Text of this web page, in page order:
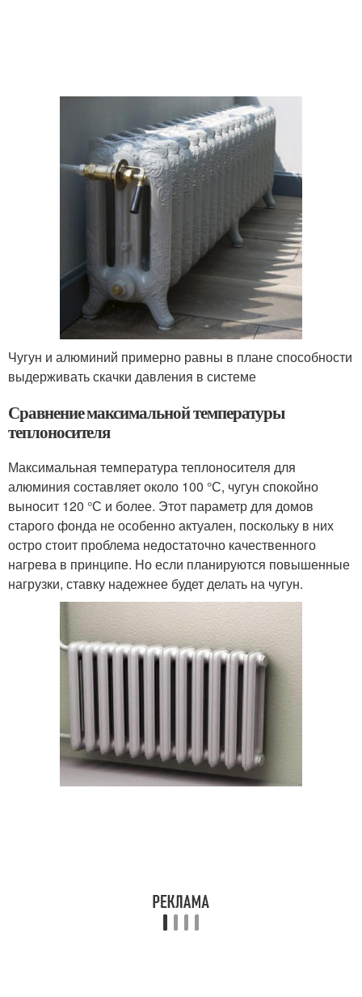
Чугун и алюминий примерно равны в плане способности
выдерживать скачки давления в системе
Сравнение максимальной температуры
теплоносителя
Максимальная температура теплоносителя для
алюминия составляет около 100 °С, чугун спокойно
выносит 120 °С и более. Этот параметр для домов
старого фонда не особенно актуален, поскольку в них
остро стоит проблема недостаточно качественного
нагрева в принципе. Но если планируются повышенные
нагрузки, ставку надежнее будет делать на чугун.